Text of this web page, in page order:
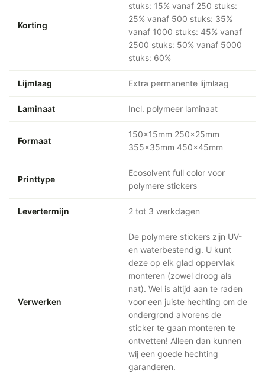
Korting
stuks: 15% vanaf 250 stuks:
25% vanaf 500 stuks: 35%
vanaf 1000 stuks: 45% vanaf
2500 stuks: 50% vanaf 5000
stuks: 60%
Lijmlaag Extra permanente lijmlaag
Laminaat Incl. polymeer laminaat
Formaat
150x15mm 250x25mm
355x35mm 450x45mm
Printtype
Ecosolvent full color voor
polymere stickers
Levertermijn 2 tot 3 werkdagen
Verwerken
De polymere stickers zijn UV-
en waterbestendig. U kunt
deze op elk glad oppervlak
monteren (zowel droog als
nat). Wel is altijd aan te raden
voor een juiste hechting om de
ondergrond alvorens de
sticker te gaan monteren te
ontvetten! Alleen dan kunnen
wij een goede hechting
garanderen.